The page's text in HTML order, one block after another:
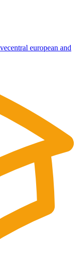
central european and